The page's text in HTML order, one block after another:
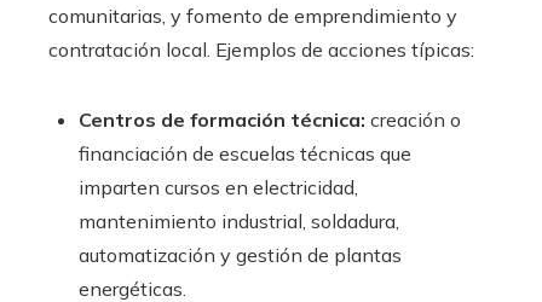
comunitarias, y fomento de emprendimiento y
contratación local. Ejemplos de acciones típicas:
Centros de formación técnica: creación o
financiación de escuelas técnicas que
imparten cursos en electricidad,
mantenimiento industrial, soldadura,
automatización y gestión de plantas
energéticas.